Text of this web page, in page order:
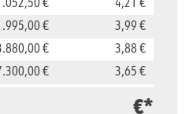
€
4,21 €
€
3,99 €
€
3,88 €
€
3,65 €
€*